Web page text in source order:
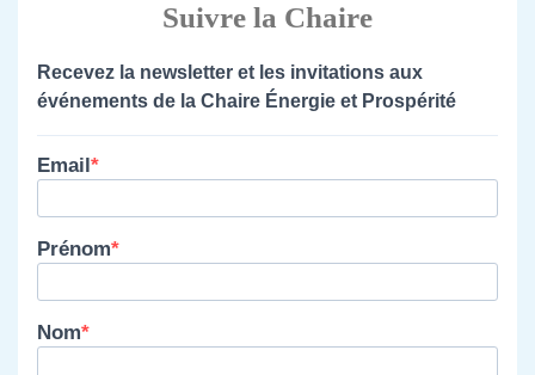
Suivre la Chaire
Recevez la newsletter et les invitations aux
événements de la Chaire Énergie et Prospérité
Email
Prénom
Nom